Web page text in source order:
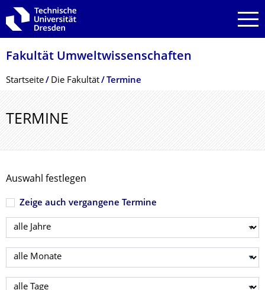
Zur Hauptnavigation springen
Zur Suche springen
Zum Inhalt springen
Fakultät Umweltwissenschaf­ten
Breadcrumb-Menü
Startseite Die Fakultät Termine
TERMINE
Auswahl festlegen
Zeige auch vergangene Termine
Jahr wählen
Monat wählen
Tag wählen